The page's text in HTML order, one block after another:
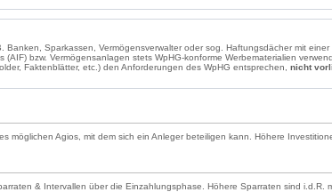
Sparkassen, Vermögensverwalter oder sog. Haftungsdächer mit
bzw. Vermögensanlagen stets WpHG-konforme Werbematerialien
Faktenblätter, etc.) den Anforderungen des WpHG entsprechen, nicht
möglichen Agios, mit dem sich ein Anleger beteiligen kann. Höhere
& Intervallen über die Einzahlungsphase. Höhere Sparraten sind i.d.R.